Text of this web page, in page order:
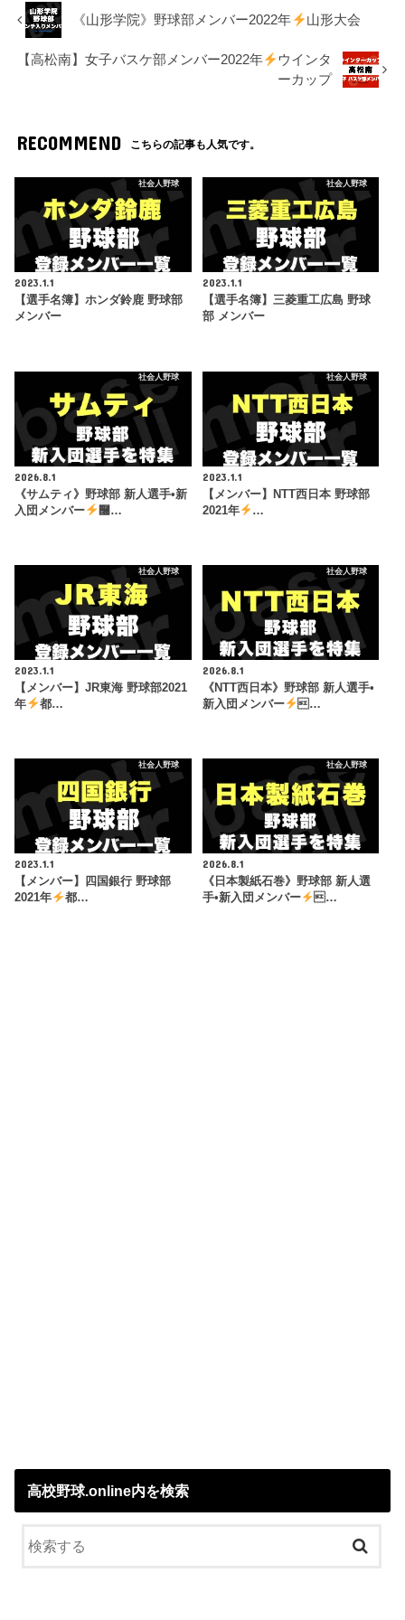
《山形学院》野球部メンバー2022年 山形大会
【高松南】女子バスケ部メンバー2022年
ウインタ
ーカップ
RECOMMEND こちらの記事も人気です。
社会人野球
2023.1.1
【選手名簿】ホンダ鈴鹿 野球部
メンバー
社会人野球
2023.1.1
【選手名簿】三菱重工広島 野球
部 メンバー
社会人野球
2026.8.1
《サムティ》野球部 新人選手•新
入団メンバー
࿠…
社会人野球
2023.1.1
【メンバー】NTT西日本 野球部
2021年
…
社会人野球
2023.1.1
【メンバー】JR東海 野球部2021
年
都…
社会人野球
2026.8.1
《NTT西日本》野球部 新人選手•
新入団メンバー
…
社会人野球
2023.1.1
【メンバー】四国銀行 野球部
2021年
都…
社会人野球
2026.8.1
《日本製紙石巻》野球部 新人選
手•新入団メンバー
…
高校野球.online内を検索